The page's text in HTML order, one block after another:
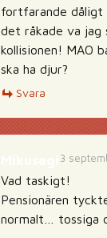
fortfarande dåligt
det råkade va jag
kollisionen! MAO
ska ha djur?
Svara
3
Vad taskigt!
Pensionären
normalt… tossiga